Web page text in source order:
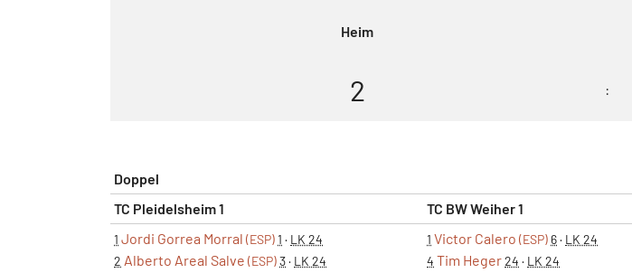
Heim
2 :
Doppel
TC Pleidelsheim 1
TC BW Weiher 1
1 Jordi Gorrea Morral (ESP)1 · LK 24
2 Alberto Areal Salve (ESP)3· LK 24
1 Victor Calero (ESP) 6· LK 24
4 Tim Heger24 · LK 24